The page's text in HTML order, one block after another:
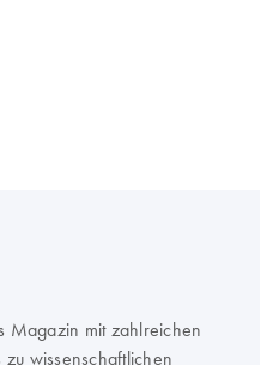
Magazin mit zahlreichen
wissenschaftlichen